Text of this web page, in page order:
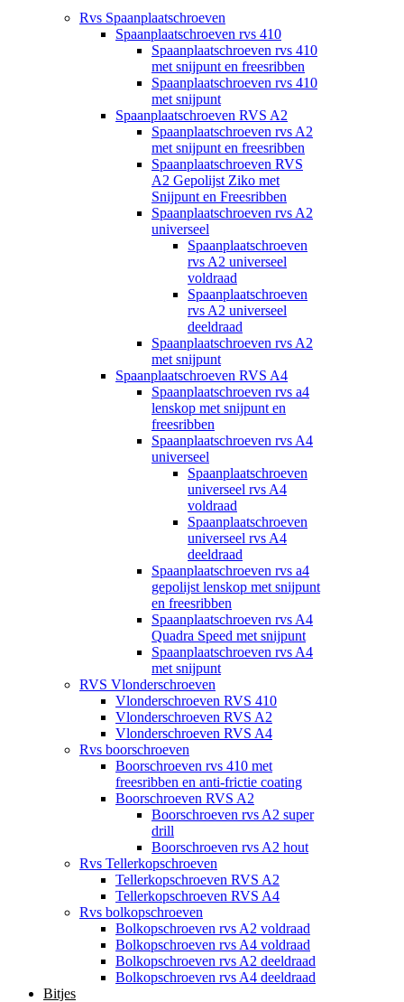
Rvs Spaanplaatschroeven
Spaanplaatschroeven rvs 410
Spaanplaatschroeven rvs 410
met snijpunt en freesribben
Spaanplaatschroeven rvs 410
met snijpunt
Spaanplaatschroeven RVS A2
Spaanplaatschroeven rvs A2
met snijpunt en freesribben
Spaanplaatschroeven RVS
A2 Gepolijst Ziko met
Snijpunt en Freesribben
Spaanplaatschroeven rvs A2
universeel
Spaanplaatschroeven
rvs A2 universeel
voldraad
Spaanplaatschroeven
rvs A2 universeel
deeldraad
Spaanplaatschroeven rvs A2
met snijpunt
Spaanplaatschroeven RVS A4
Spaanplaatschroeven rvs a4
lenskop met snijpunt en
freesribben
Spaanplaatschroeven rvs A4
universeel
Spaanplaatschroeven
universeel rvs A4
voldraad
Spaanplaatschroeven
universeel rvs A4
deeldraad
Spaanplaatschroeven rvs a4
gepolijst lenskop met snijpunt
en freesribben
Spaanplaatschroeven rvs A4
Quadra Speed met snijpunt
Spaanplaatschroeven rvs A4
met snijpunt
RVS Vlonderschroeven
Vlonderschroeven RVS 410
Vlonderschroeven RVS A2
Vlonderschroeven RVS A4
Rvs boorschroeven
Boorschroeven rvs 410 met
freesribben en anti-frictie coating
Boorschroeven RVS A2
Boorschroeven rvs A2 super
drill
Boorschroeven rvs A2 hout
Rvs Tellerkopschroeven
Tellerkopschroeven RVS A2
Tellerkopschroeven RVS A4
Rvs bolkopschroeven
Bolkopschroeven rvs A2 voldraad
Bolkopschroeven rvs A4 voldraad
Bolkopschroeven rvs A2 deeldraad
Bolkopschroeven rvs A4 deeldraad
Bitjes